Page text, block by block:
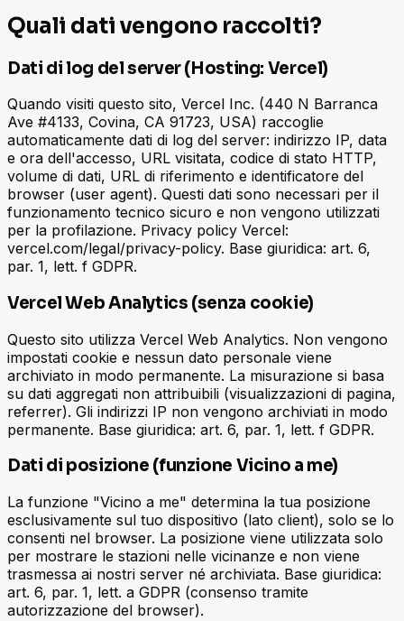
Quali dati vengono raccolti?
Dati di log del server (Hosting: Vercel)
Quando visiti questo sito, Vercel Inc. (440 N Barranca
Ave #4133, Covina, CA 91723, USA) raccoglie
automaticamente dati di log del server: indirizzo IP, data
e ora dell'accesso, URL visitata, codice di stato HTTP,
volume di dati, URL di riferimento e identificatore del
browser (user agent). Questi dati sono necessari per il
funzionamento tecnico sicuro e non vengono utilizzati
per la profilazione. Privacy policy Vercel:
vercel.com/legal/privacy-policy. Base giuridica: art. 6,
par. 1, lett. f GDPR.
Vercel Web Analytics (senza cookie)
Questo sito utilizza Vercel Web Analytics. Non vengono
impostati cookie e nessun dato personale viene
archiviato in modo permanente. La misurazione si basa
su dati aggregati non attribuibili (visualizzazioni di pagina,
referrer). Gli indirizzi IP non vengono archiviati in modo
permanente. Base giuridica: art. 6, par. 1, lett. f GDPR.
Dati di posizione (funzione Vicino a me)
La funzione "Vicino a me" determina la tua posizione
esclusivamente sul tuo dispositivo (lato client), solo se lo
consenti nel browser. La posizione viene utilizzata solo
per mostrare le stazioni nelle vicinanze e non viene
trasmessa ai nostri server né archiviata. Base giuridica:
art. 6, par. 1, lett. a GDPR (consenso tramite
autorizzazione del browser).